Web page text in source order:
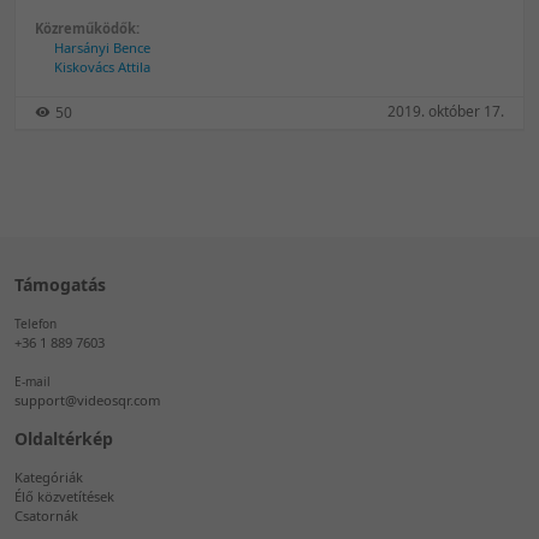
Közreműködők:
Harsányi Bence
Kiskovács Attila
50 2019. október 17.
Támogatás
Telefon
+36 1 889 7603
E-mail
support@videosqr.com
Oldaltérkép
Kategóriák
Élő közvetítések
Csatornák